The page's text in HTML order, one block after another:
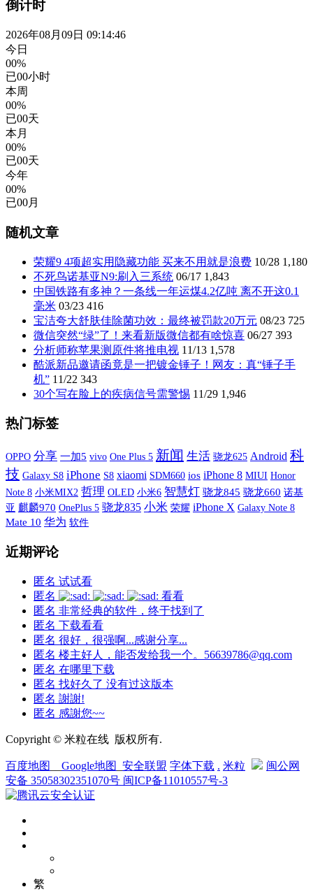
倒计时
2026年08月09日 09:14:46
今日
00%
已00小时
本周
00%
已00天
本月
00%
已00天
今年
00%
已00月
随机文章
荣耀9 4项超实用隐藏功能 买来不用就是浪费 10/28 1,180
不死鸟诺基亚N9:刷入三系统 06/17 1,843
中国铁路有多神？一条线一年运煤4.2亿吨 离不开这0.1
毫米 03/23 416
宝洁夸大舒肤佳除菌功效：最终被罚款20万元 08/23 725
微信突然“绿”了！来看新版微信都有啥惊喜 06/27 393
分析师称苹果测原件将推电视 11/13 1,578
酷派新品邀请函竟是一把镀金锤子！网友：真“锤子手
机” 11/22 343
30个写在脸上的疾病信号需警惕 11/29 1,946
热门标签
OPPO 分享 一加5 vivo One Plus 5 新闻 生活 骁龙625 Android 科
技 Galaxy S8 iPhone S8 xiaomi SDM660 ios iPhone 8 MIUI Honor
Note 8 小米MIX2 哲理 OLED 小米6 智慧灯 骁龙845 骁龙660 诺基
亚 麒麟970 OnePlus 5 骁龙835 小米 荣耀 iPhone X Galaxy Note 8
Mate 10 华为 软件
近期评论
匿名 试试看
匿名
看看
匿名 非常经典的软件，终于找到了
匿名 下载看看
匿名 很好，很强啊...感谢分享...
匿名 楼主好人，能否发给我一个。56639786@qq.com
匿名 在哪里下载
匿名 找好久了 没有过这版本
匿名 謝謝!
匿名 感謝您~~
Copyright © 米粒在线 版权所有.
百度地图 Google地图 安全联盟 字体下载 . 米粒
闽公网
安备 35058302351070号 闽ICP备11010557号-3
繁